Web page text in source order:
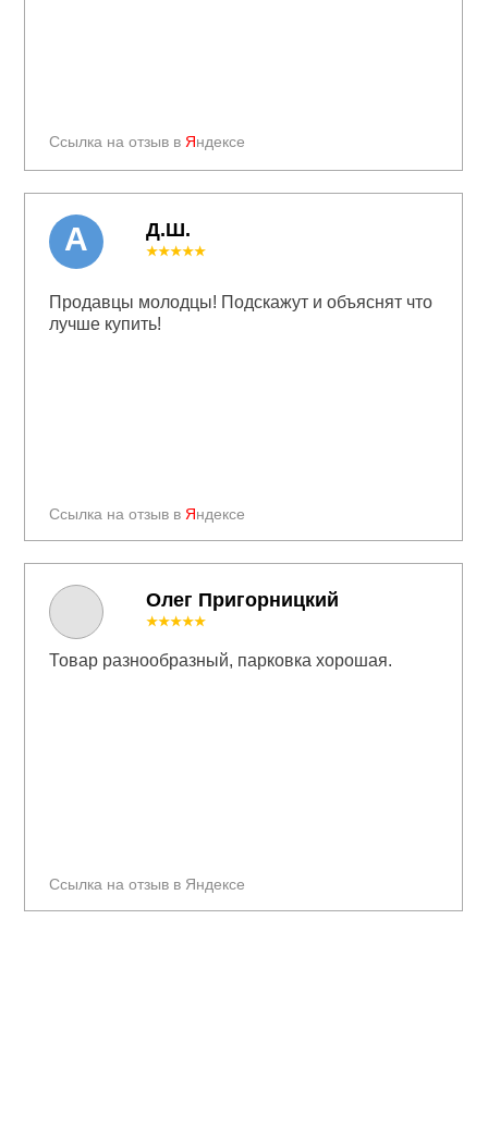
Олег Пригорницкий
Ссылка на отзыв в Яндексе
Д.Ш.
Ссылка на отзыв в Яндексе
★★★★★
Продавцы молодцы! Подскажут и объяснят что
лучше купить!
А
Ссылка на отзыв в Яндексе
★★★★★
Товар разнообразный, парковка хорошая.